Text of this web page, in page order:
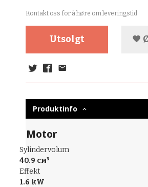
Kontakt oss for å høre om leveringstid
Utsolgt
Produktinfo
Motor
Sylindervolum
40.9 см³
Effekt
1.6 kW